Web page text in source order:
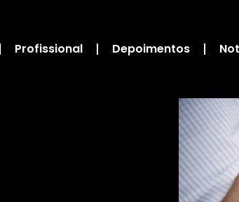
Profissional Depoimentos